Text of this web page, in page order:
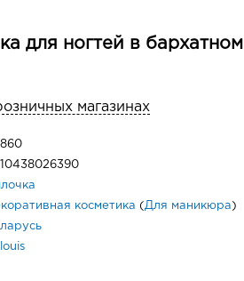
для ногтей в бархатном
магазинах
косметика ( Для маникюра )